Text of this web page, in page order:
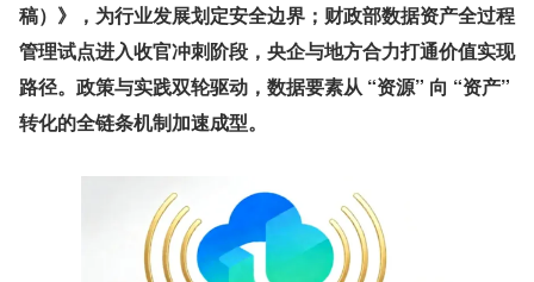
稿）》，为行业发展划定安全边界；财政部数据资产全过程
管理试点进入收官冲刺阶段，央企与地方合力打通价值实现
路径。政策与实践双轮驱动，数据要素从 “资源” 向 “资产”
转化的全链条机制加速成型。